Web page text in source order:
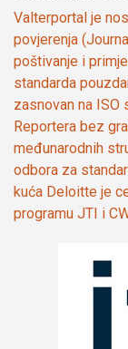
Valterportal je
povjerenja
poštivanje i
standarda
zasnovan na ISO
Reportera bez
međunarodnih
odbora za
kuća Deloitte je
programu JTI i